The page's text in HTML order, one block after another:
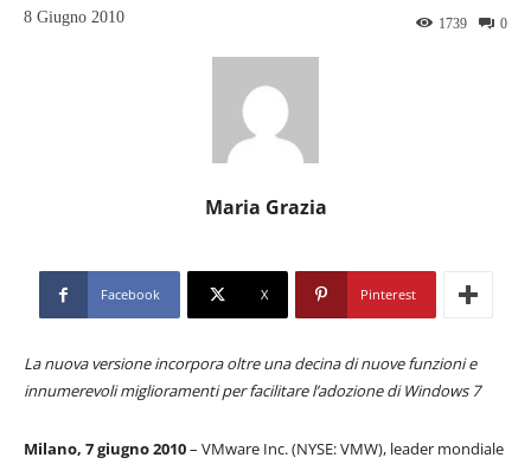
8 Giugno 2010 0
1739
Maria Grazia
Facebook X Pinterest
La nuova versione incorpora oltre una decina di nuove funzioni e
innumerevoli miglioramenti per facilitare l’adozione di Windows 7
Milano, 7 giugno 2010– VMware Inc. (NYSE: VMW), leader mondiale